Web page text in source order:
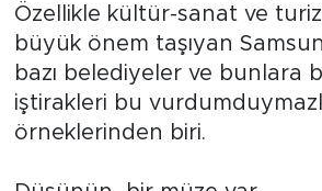
Özellikle kültür-sanat ve
büyük önem taşıyan
bazı belediyeler ve bunlara
iştirakleri bu
örneklerinden biri.